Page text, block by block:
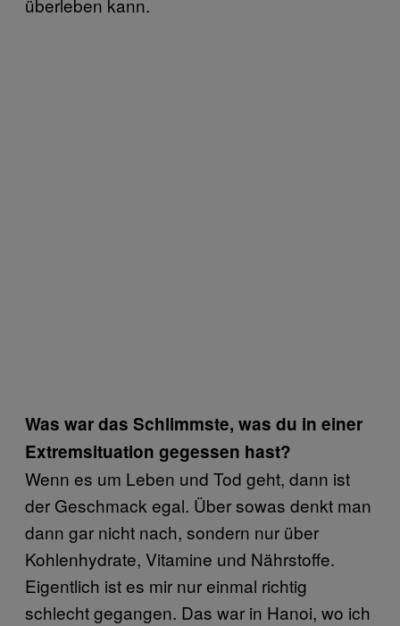
überleben kann.
Was war das Schlimmste, was du in einer
Extremsituation gegessen hast?
Wenn es um Leben und Tod geht, dann ist
der Geschmack egal. Über sowas denkt man
dann gar nicht nach, sondern nur über
Kohlenhydrate, Vitamine und Nährstoffe.
Eigentlich ist es mir nur einmal richtig
schlecht gegangen. Das war in Hanoi, wo ich